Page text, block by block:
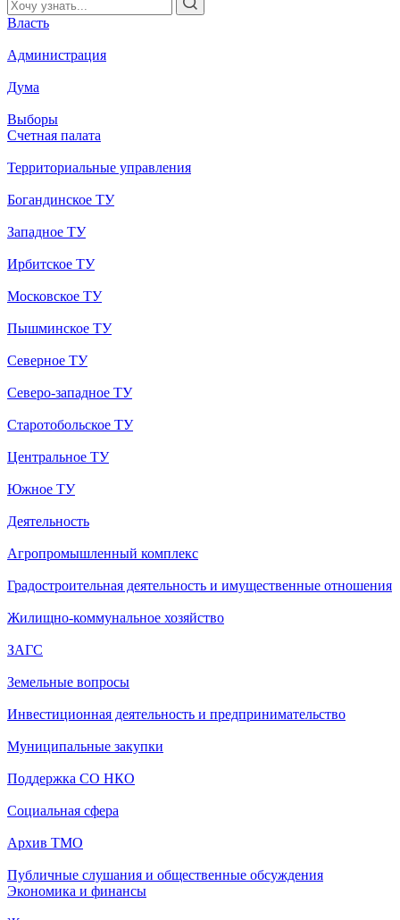
Власть
Администрация
Дума
Выборы
Счетная палата
Территориальные управления
Богандинское ТУ
Западное ТУ
Ирбитское ТУ
Московское ТУ
Пышминское ТУ
Северное ТУ
Северо-западное ТУ
Старотобольское ТУ
Центральное ТУ
Южное ТУ
Деятельность
Агропромышленный комплекс
Градостроительная деятельность и имущественные отношения
Жилищно-коммунальное хозяйство
ЗАГС
Земельные вопросы
Инвестиционная деятельность и предпринимательство
Муниципальные закупки
Поддержка СО НКО
Социальная сфера
Архив ТМО
Публичные слушания и общественные обсуждения
Экономика и финансы